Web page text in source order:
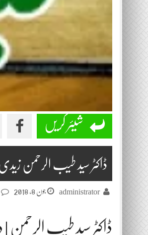
شیئر کریں
ڈاکٹر سید طیب الرحمن زیدی:
administrator جون 8, 2018
ڈاکٹر سید طیب الرحمن |